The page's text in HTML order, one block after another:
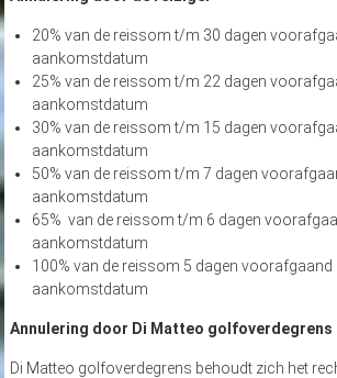
20% van de reissom t/m 30 dagen
aankomstdatum
25% van de reissom t/m 22 dagen
aankomstdatum
30% van de reissom t/m 15 dagen
aankomstdatum
50% van de reissom t/m 7 dagen
aankomstdatum
65% van de reissom t/m 6 dagen
aankomstdatum
100% van de reissom 5 dagen voorafgaand
aankomstdatum
Annulering door Di Matteo golfoverdegrens
Di Matteo golfoverdegrens behoudt zich het